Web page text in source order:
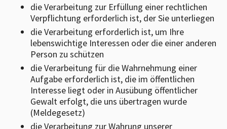
die Verarbeitung zur Erfüllung einer rechtlichen
Verpflichtung erforderlich ist, der Sie unterliegen
die Verarbeitung erforderlich ist, um Ihre
lebenswichtige Interessen oder die einer anderen
Person zu schützen
die Verarbeitung für die Wahrnehmung einer
Aufgabe erforderlich ist, die im öffentlichen
Interesse liegt oder in Ausübung öffentlicher
Gewalt erfolgt, die uns übertragen wurde
(Meldegesetz)
die Verarbeitung zur Wahrung unserer